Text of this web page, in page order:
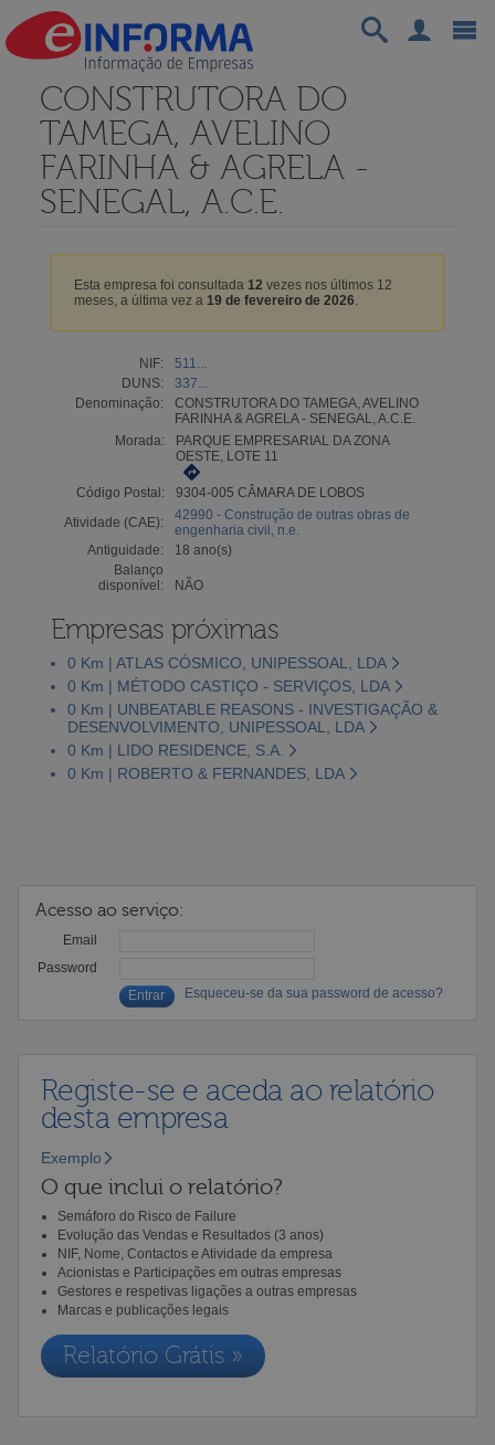
CONSTRUTORA DO
TAMEGA, AVELINO
FARINHA & AGRELA -
SENEGAL, A.C.E.
Esta empresa foi consultada 12 vezes nos últimos 12
meses, a última vez a 19 de fevereiro de 2026.
NIF:
511...
DUNS:
337...
Denominação:
CONSTRUTORA DO TAMEGA, AVELINO
FARINHA & AGRELA - SENEGAL, A.C.E.
Morada:
PARQUE EMPRESARIAL DA ZONA
OESTE, LOTE 11
Código Postal:
9304-005 CÂMARA DE LOBOS
Atividade (CAE):
42990 - Construção de outras obras de
engenharia civil, n.e.
Antiguidade:
18 ano(s)
Balanço
disponível:
NÃO
Empresas próximas
0 Km | ATLAS CÓSMICO, UNIPESSOAL, LDA
0 Km | MÉTODO CASTIÇO - SERVIÇOS, LDA
0 Km | UNBEATABLE REASONS - INVESTIGAÇÃO &
DESENVOLVIMENTO, UNIPESSOAL, LDA
0 Km | LIDO RESIDENCE, S.A.
0 Km | ROBERTO & FERNANDES, LDA
Acesso ao serviço:
Email
Password
Esqueceu-se da sua password de acesso?
Registe-se e aceda ao relatório
desta empresa
Exemplo
O que inclui o relatório?
Semáforo do Risco de Failure
Evolução das Vendas e Resultados (3 anos)
NIF, Nome, Contactos e Atividade da empresa
Acionistas e Participações em outras empresas
Gestores e respetivas ligações a outras empresas
Marcas e publicações legais
Relatório Grátis »